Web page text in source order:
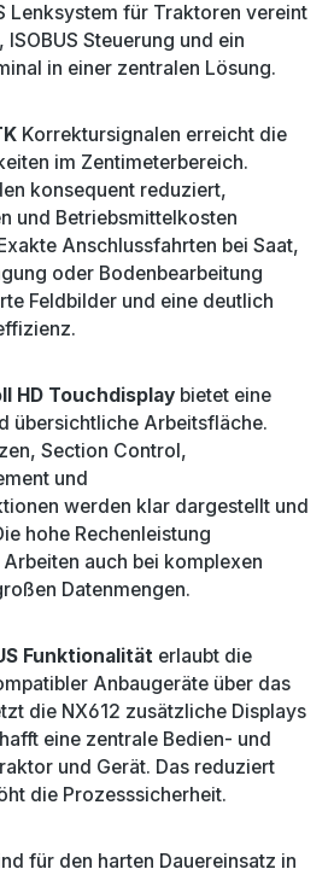
Lenksystem für Traktoren vereint
Steuerung und ein
in einer zentralen Lösung.
Korrektursignalen erreicht die
im Zentimeterbereich.
konsequent reduziert,
und Betriebsmittelkosten
Anschlussfahrten bei Saat,
oder Bodenbearbeitung
Feldbilder und eine deutlich
HD Touchdisplay bietet eine
übersichtliche Arbeitsfläche.
Section Control,
und
werden klar dargestellt und
hohe Rechenleistung
auch bei komplexen
Datenmengen.
Funktionalität erlaubt die
Anbaugeräte über das
die NX612 zusätzliche Displays
eine zentrale Bedien- und
und Gerät. Das reduziert
die Prozesssicherheit.
für den harten Dauereinsatz in